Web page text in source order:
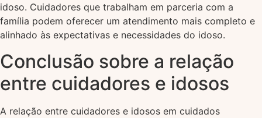
idoso. Cuidadores que trabalham em parceria com a
família podem oferecer um atendimento mais completo e
alinhado às expectativas e necessidades do idoso.
Conclusão sobre a relação
entre cuidadores e idosos
A relação entre cuidadores e idosos em cuidados